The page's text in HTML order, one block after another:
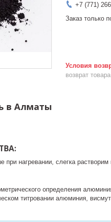
+7 (771)
Заказ только
возврат
в Алматы
при нагревании, слегка
определения
титровании алюминия,